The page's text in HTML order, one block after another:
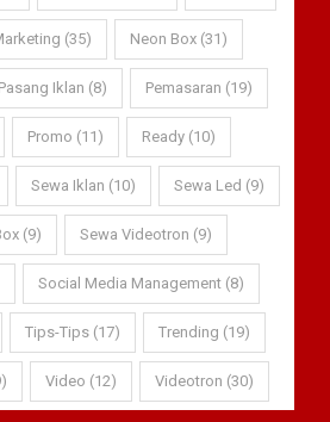
(35) Neon Box (31)
Pasang Iklan (8) Pemasaran (19)
Promo (11) Ready (10)
Sewa Iklan (10) Sewa Led (9)
(9) Sewa Videotron (9)
Social Media Management (8)
Tips-Tips (17) Trending (19)
Video (12) Videotron (30)